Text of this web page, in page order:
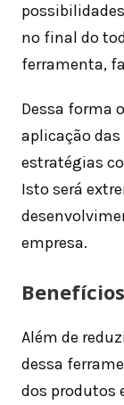
no final do
ferramenta,
Dessa forma
aplicação
estratégias
Isto será
empresa.
Além de
dessa
dos produtos